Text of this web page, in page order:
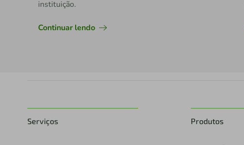
instituição.
Continuar lendo
Serviços Produtos